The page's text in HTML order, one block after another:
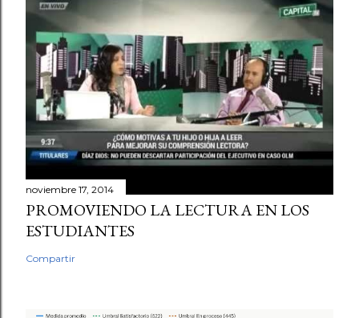
noviembre 17, 2014
PROMOVIENDO LA LECTURA EN LOS
ESTUDIANTES
Compartir